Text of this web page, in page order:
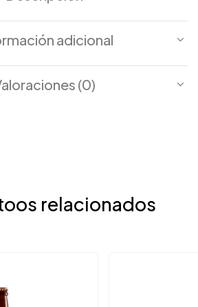
adicional
(0)
relacionados